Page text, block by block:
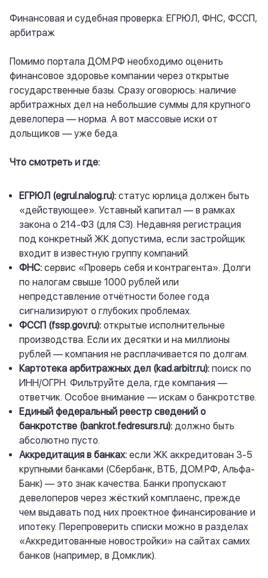
Финансовая и судебная проверка: ЕГРЮЛ, ФНС, ФССП,
арбитраж
Помимо портала ДОМ.РФ необходимо оценить
финансовое здоровье компании через открытые
государственные базы. Сразу оговорюсь: наличие
арбитражных дел на небольшие суммы для крупного
девелопера — норма. А вот массовые иски от
дольщиков — уже беда.
Что смотреть и где:
ЕГРЮЛ (egrul.nalog.ru): статус юрлица должен быть
«действующее». Уставный капитал — в рамках
закона о 214-ФЗ (для СЗ). Недавняя регистрация
под конкретный ЖК допустима, если застройщик
входит в известную группу компаний.
ФНС: сервис «Проверь себя и контрагента». Долги
по налогам свыше 1000 рублей или
непредставление отчётности более года
сигнализируют о глубоких проблемах.
ФССП (fssp.gov.ru): открытые исполнительные
производства. Если их десятки и на миллионы
рублей — компания не расплачивается по долгам.
Картотека арбитражных дел (kad.arbitr.ru): поиск по
ИНН/ОГРН. Фильтруйте дела, где компания —
ответчик. Особое внимание — искам о банкротстве.
Единый федеральный реестр сведений о
банкротстве (bankrot.fedresurs.ru): должно быть
абсолютно пусто.
Аккредитация в банках: если ЖК аккредитован 3-5
крупными банками (Сбербанк, ВТБ, ДОМ.РФ, Альфа-
Банк) — это знак качества. Банки пропускают
девелоперов через жёсткий комплаенс, прежде
чем выдавать под них проектное финансирование и
ипотеку. Перепроверить списки можно в разделах
«Аккредитованные новостройки» на сайтах самих
банков (например, в Домклик).